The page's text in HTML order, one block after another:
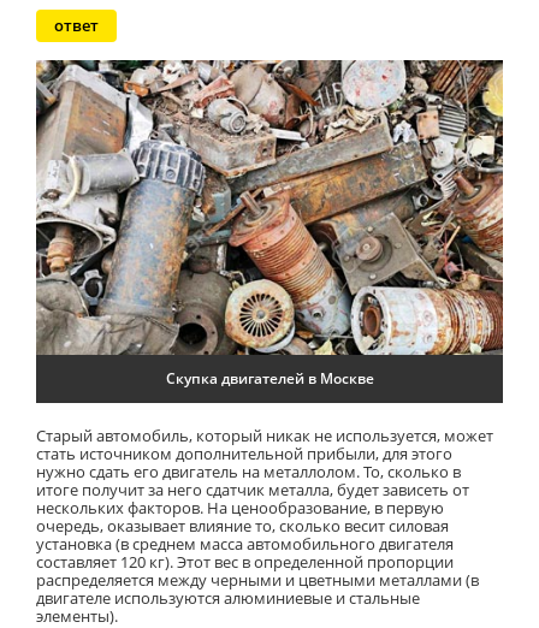
ответ
Старый автомобиль, который никак не используется, может
стать источником дополнительной прибыли, для этого
нужно сдать его двигатель на металлолом. То, сколько в
итоге получит за него сдатчик металла, будет зависеть от
нескольких факторов. На ценообразование, в первую
очередь, оказывает влияние то, сколько весит силовая
установка (в среднем масса автомобильного двигателя
составляет 120 кг). Этот вес в определенной пропорции
распределяется между черными и цветными металлами (в
двигателе используются алюминиевые и стальные
элементы).
Скупка двигателей в Москве